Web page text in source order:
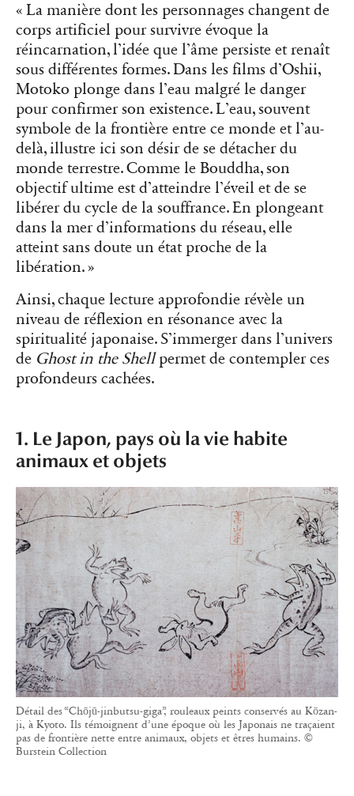
« La manière dont les personnages changent de
corps artificiel pour survivre évoque la
réincarnation, l’idée que l’âme persiste et renaît
sous différentes formes. Dans les films d’Oshii,
Motoko plonge dans l’eau malgré le danger
pour confirmer son existence. L’eau, souvent
symbole de la frontière entre ce monde et l’au-
delà, illustre ici son désir de se détacher du
monde terrestre. Comme le Bouddha, son
objectif ultime est d’atteindre l’éveil et de se
libérer du cycle de la souffrance. En plongeant
dans la mer d’informations du réseau, elle
atteint sans doute un état proche de la
libération. »
Ainsi, chaque lecture approfondie révèle un
niveau de réflexion en résonance avec la
spiritualité japonaise. S’immerger dans l’univers
de Ghost in the Shellpermet de contempler ces
profondeurs cachées.
1. Le Japon, pays où la vie habite
animaux et objets
Détail des “Chōjū-jinbutsu-giga”, rouleaux peints conservés au Kōzan-
ji, à Kyoto. Ils témoignent d’une époque où les Japonais ne traçaient
pas de frontière nette entre animaux, objets et êtres humains. ©
Burstein Collection